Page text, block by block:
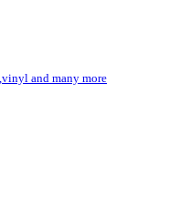
and many more